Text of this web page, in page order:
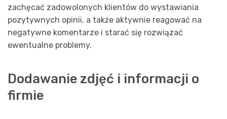
zachęcać zadowolonych klientów do wystawiania
pozytywnych opinii, a także aktywnie reagować na
negatywne komentarze i starać się rozwiązać
ewentualne problemy.
Dodawanie zdjęć i informacji o
firmie